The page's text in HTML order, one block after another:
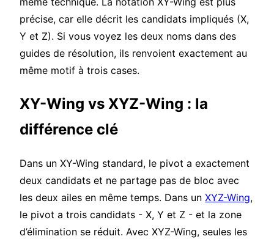
précise, car elle décrit les candidats impliqués (X,
Y et Z). Si vous voyez les deux noms dans des
guides de résolution, ils renvoient exactement au
même motif à trois cases.
XY-Wing vs XYZ-Wing : la
différence clé
Dans un XY-Wing standard, le pivot a exactement
deux candidats et ne partage pas de bloc avec
les deux ailes en même temps. Dans un XYZ-Wing,
le pivot a trois candidats - X, Y et Z - et la zone
d’élimination se réduit. Avec XYZ-Wing, seules les